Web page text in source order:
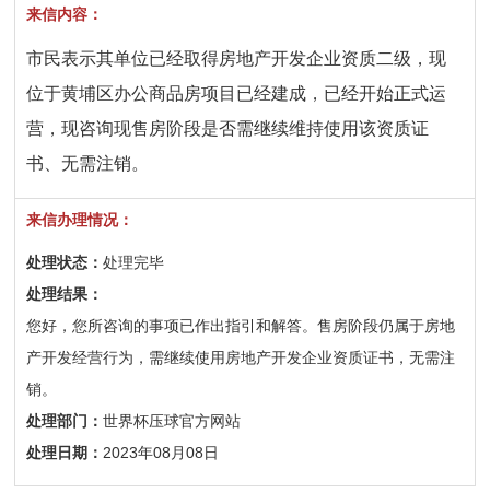
来信内容：
市民表示其单位已经取得房地产开发企业资质二级，现
位于黄埔区办公商品房项目已经建成，已经开始正式运
营，现咨询现售房阶段是否需继续维持使用该资质证
书、无需注销。
来信办理情况：
处理状态：处理完毕
处理结果：
您好，您所咨询的事项已作出指引和解答。售房阶段仍属于房地
产开发经营行为，需继续使用房地产开发企业资质证书，无需注
销。
处理部门：世界杯压球官方网站
处理日期： 2023年08月08日